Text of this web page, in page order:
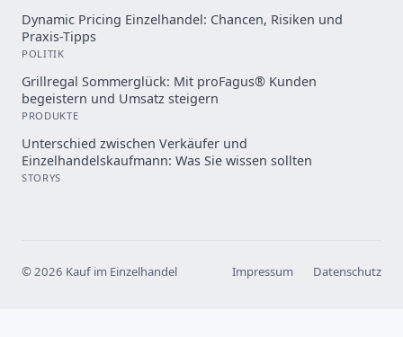
Dynamic Pricing Einzelhandel: Chancen, Risiken und
Praxis-Tipps
POLITIK
Grillregal Sommerglück: Mit proFagus® Kunden
begeistern und Umsatz steigern
PRODUKTE
Unterschied zwischen Verkäufer und
Einzelhandelskaufmann: Was Sie wissen sollten
STORYS
© 2026 Kauf im Einzelhandel Impressum Datenschutz